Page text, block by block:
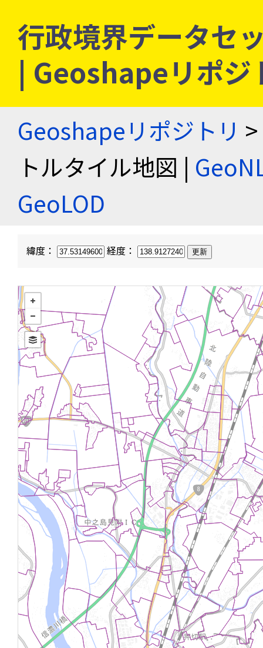
行政境界データセ
| Geoshapeリポジ
Geoshapeリポジトリ
トルタイル地図 |
GeoLOD
緯度： 経度：